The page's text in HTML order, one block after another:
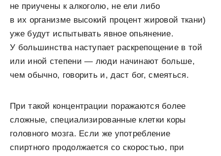
не приучены к алкоголю, не ели либо
в их организме высокий процент жировой ткани)
уже будут испытывать явное опьянение.
У большинства наступает раскрепощение в той
или иной степени — люди начинают больше,
чем обычно, говорить и, даст бог, смеяться.
При такой концентрации поражаются более
сложные, специализированные клетки коры
головного мозга. Если же употребление
спиртного продолжается со скоростью, при